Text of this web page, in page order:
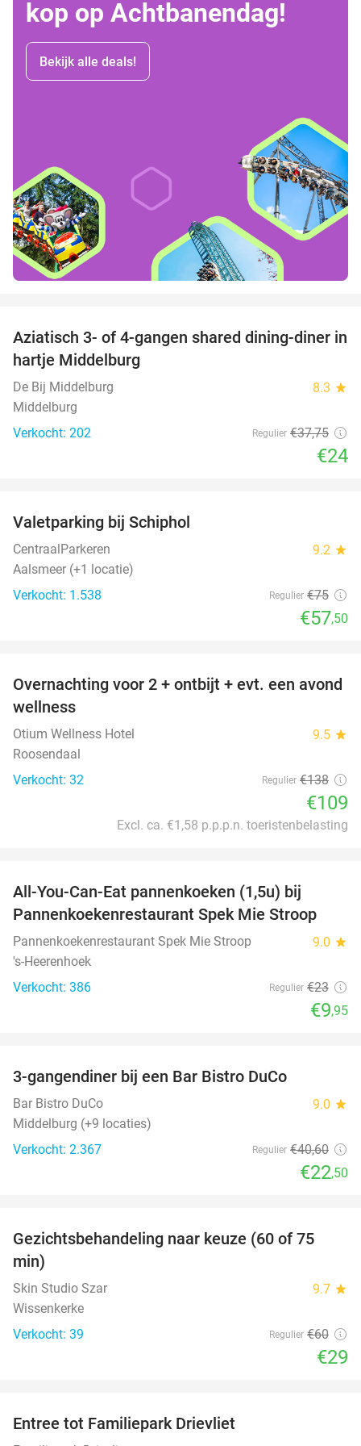
kop op Achtbanendag!
Bekijk alle deals!
36%
Aziatisch 3- of 4-gangen shared dining-diner in
hartje Middelburg
De Bij Middelburg 8.3 star
Middelburg
Verkocht: 202
Regulier €37,75
€24
Valetparking bij Schiphol
CentraalParkeren 9.2 star
Aalsmeer (+1 locatie)
Verkocht: 1.538
Regulier €75
€57,50
21%
Overnachting voor 2 + ontbijt + evt. een avond
wellness
Otium Wellness Hotel 9.5 star
Roosendaal
Verkocht: 32
Regulier €138
€109
Excl. ca. €1,58 p.p.p.n. toeristenbelasting
All-You-Can-Eat pannenkoeken (1,5u) bij
Pannenkoekenrestaurant Spek Mie Stroop
Pannenkoekenrestaurant Spek Mie Stroop 9.0 star
's-Heerenhoek
Verkocht: 386
Regulier €23
€9,95
3-gangendiner bij een Bar Bistro DuCo
Bar Bistro DuCo 9.0 star
Middelburg (+9 locaties)
Verkocht: 2.367
Regulier €40,60
€22,50
52%
Gezichtsbehandeling naar keuze (60 of 75
min)
Skin Studio Szar 9.7 star
Wissenkerke
Verkocht: 39
Regulier €60
€29
Entree tot Familiepark Drievliet